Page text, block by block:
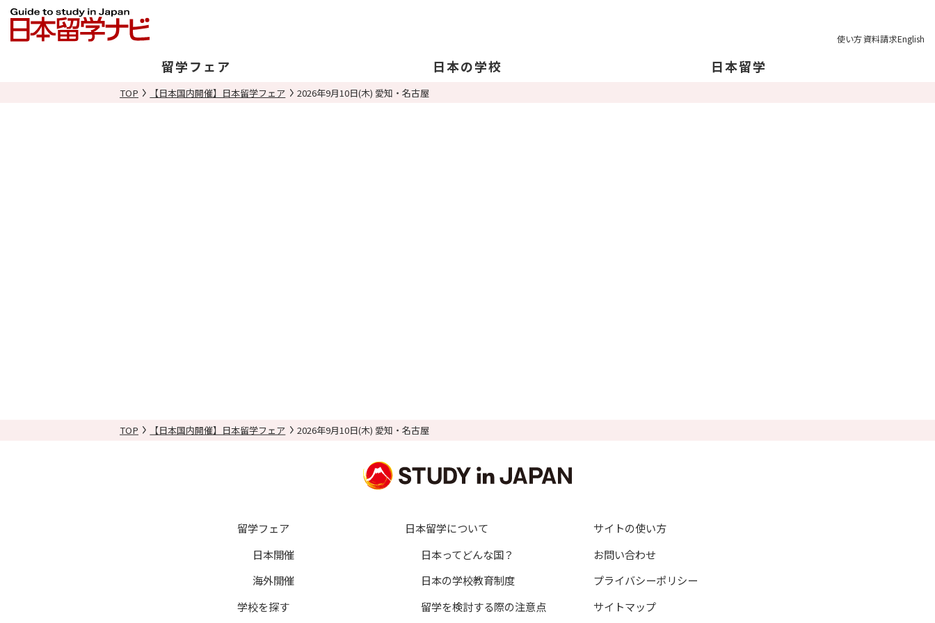
使い方資料請求English
留学フェア 日本の学校
学校を探す
日本留学
TOP 【日本国内開催】日本留学フェア 2026年9月10日(木) 愛知・名古屋
TOP 【日本国内開催】日本留学フェア 2026年9月10日(木) 愛知・名古屋
留学フェア
日本開催
海外開催
学校を探す
日本留学について
日本ってどんな国？
日本の学校教育制度
留学を検討する際の注意点
サイトの使い方
お問い合わせ
プライバシーポリシー
サイトマップ